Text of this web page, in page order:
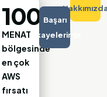
100%
MENAT
bölgesinde
en çok
AWS
fırsatı
Başarı
Hikayelerimiz